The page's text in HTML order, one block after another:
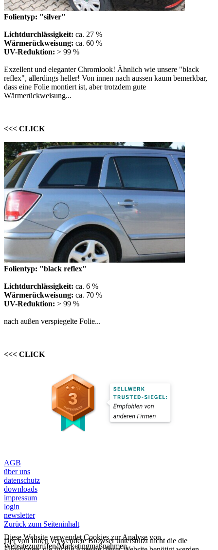
Folientyp: "silver"
Lichtdurchlässigkeit: ca. 27 %
Wärmerückweisung: ca. 60 %
UV-Reduktion: > 99 %
Exzellent und eleganter Chromlook! Ähnlich wie unsere "black
reflex", allerdings heller! Von innen nach aussen kaum bemerkbar,
dass eine Folie montiert ist, aber trotzdem gute
Wärmerückweisung...
<<< CLICK
Folientyp: "black reflex"
Lichtdurchlässigkeit: ca. 6 %
Wärmerückweisung: ca. 70 %
UV-Reduktion: > 99 %
nach außen verspiegelte Folie...
<<< CLICK
AGB
über uns
datenschutz
downloads
impressum
login
newsletter
Zurück zum Seiteninhalt
Diese Website verwendet Cookies zur Analyse von
Websitezugriffen/Marketingmaßnahmen.
Der von Ihnen verwendete Browser unterstützt nicht die die